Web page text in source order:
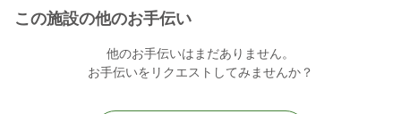
この施設の他のお手伝い
他のお手伝いはまだありません。
お手伝いをリクエストしてみませんか？